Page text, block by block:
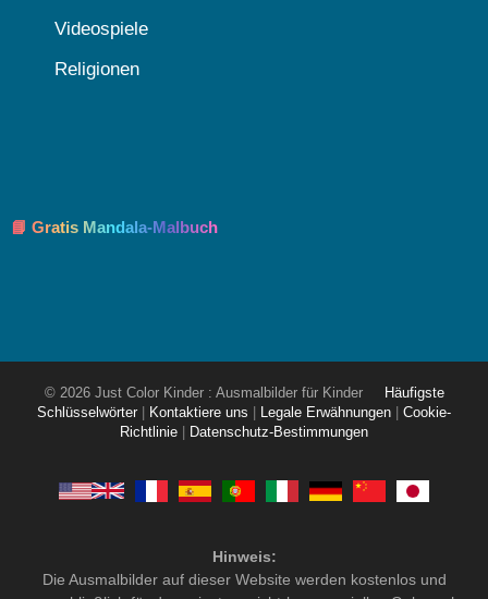
Videospiele
Religionen
📘 Gratis Mandala-Malbuch
© 2026 Just Color Kinder : Ausmalbilder für Kinder
Häufigste
Schlüsselwörter
Kontaktiere uns Legale Erwähnungen
Cookie-
Richtlinie
Datenschutz-Bestimmungen
Hinweis:
Die Ausmalbilder auf dieser Website werden kostenlos und